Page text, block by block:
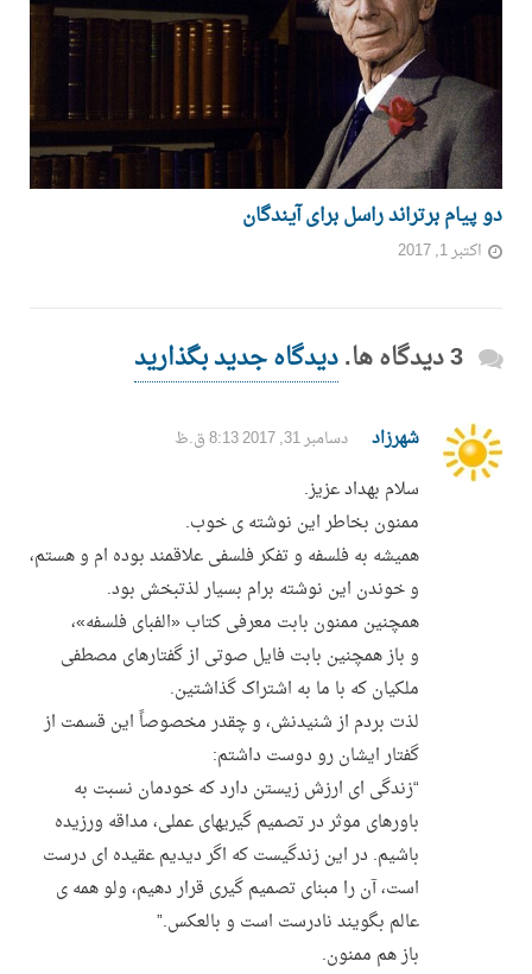
دو پیام برتراند راسل برای آیندگان
اکتبر 1, 2017
3 دیدگاه ها. دیدگاه جدید بگذارید
شهرزاد دسامبر 31, 2017 8:13 ق.ظ
سلام بهداد عزیز.
ممنون بخاطر این نوشته ی خوب.
همیشه به فلسفه و تفکر فلسفی علاقمند بوده ام و هستم،
و خوندن این نوشته برام بسیار لذتبخش بود.
همچنین ممنون بابت معرفی کتاب «الفبای فلسفه»،
و باز همچنین بابت فایل صوتی از گفتارهای مصطفی
ملکیان که با ما به اشتراک گذاشتین.
لذت بردم از شنیدنش، و چقدر مخصوصاً این قسمت از
گفتار ایشان رو دوست داشتم:
“زندگی ای ارزش زیستن دارد که خودمان نسبت به
باورهای موثر در تصمیم گیریهای عملی، مداقه ورزیده
باشیم. در این زندگیست که اگر دیدیم عقیده ای درست
است، آن را مبنای تصمیم گیری قرار دهیم، ولو همه ی
عالم بگویند نادرست است و بالعکس.”
باز هم ممنون.